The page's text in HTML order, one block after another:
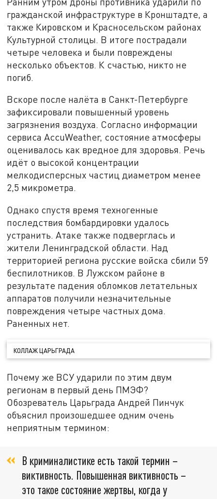
гражданской инфраструктуре в Кронштадте, а
также Кировском и Красносельском районах
Культурной столицы. В итоге пострадали
четыре человека и были повреждены
несколько объектов. К счастью, никто не
погиб.
Вскоре после налёта в Санкт-Петербурге
зафиксировали повышенный уровень
загрязнения воздуха. Согласно информации
сервиса AccuWeather, состояние атмосферы
оценивалось как вредное для здоровья. Речь
идёт о высокой концентрации
мелкодисперсных частиц диаметром менее
2,5 микрометра.
Однако спустя время техногенные
последствия бомбардировки удалось
устранить. Атаке также подверглась и
жители Ленинградской области. Над
территорией региона русские войска сбили 59
беспилотников. В Лужском районе в
результате падения обломков летательных
аппаратов получили незначительные
повреждения четыре частных дома.
Раненных нет.
КОЛЛАЖ ЦАРЬГРАДА
Почему же ВСУ ударили по этим двум
регионам в первый день ПМЭФ?
Обозреватель Царьграда Андрей Пинчук
объяснил произошедшее одним очень
неприятным термином:
В криминалистике есть такой термин –
виктивность. Повышенная виктивность –
это такое состояние жертвы, когда у